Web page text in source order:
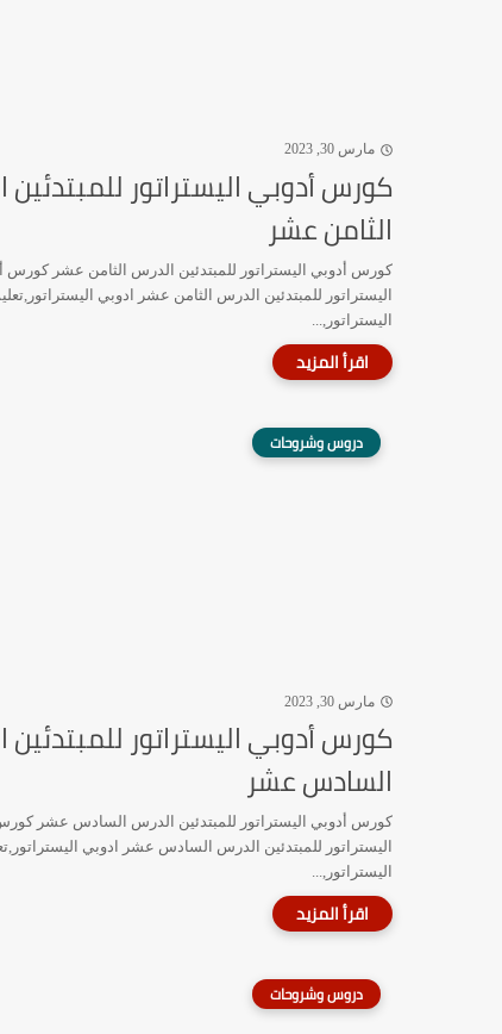
مارس 30, 2023
كورس أدوبي اليستراتور
الثامن عشر
كورس أدوبي اليستراتور للمبتدئين الدرس الثامن عشر كورس
اليستراتور للمبتدئين الدرس الثامن عشر ادوبي
اليستراتور,...
دروس وشروحات
مارس 30, 2023
كورس أدوبي اليستراتور
السادس عشر
كورس أدوبي اليستراتور للمبتدئين الدرس السادس عشر
اليستراتور للمبتدئين الدرس السادس عشر ادوبي
اليستراتور,...
دروس وشروحات